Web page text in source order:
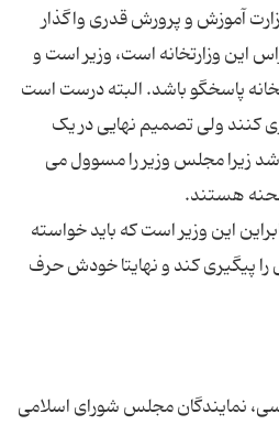
آموزش و پرورش قدری واگذار
این وزارتخانه است، وزیر است و
پاسخگو باشد. البته درست است
کنند ولی تصمیم نهایی در یک
زیرا مجلس وزیر را مسوول می
این وزیر است که باید خواسته
را پیگیری کند و نهایتا خودش حرف
قانون اساسی، نمایندگان‏ مجلس‏ شورای‏ اسلامی‏